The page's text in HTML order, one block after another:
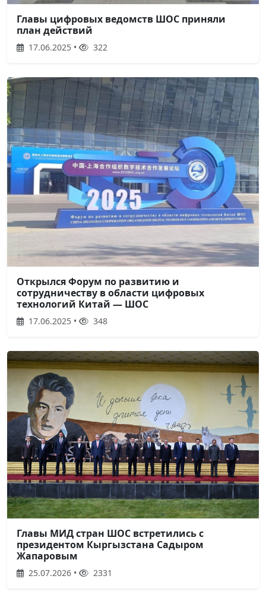
Главы цифровых ведомств ШОС приняли
план действий
17.06.2025 • 322
Открылся Форум по развитию и
сотрудничеству в области цифровых
технологий Китай — ШОС
17.06.2025 • 348
Главы МИД стран ШОС встретились с
президентом Кыргызстана Садыром
Жапаровым
25.07.2026 • 2331